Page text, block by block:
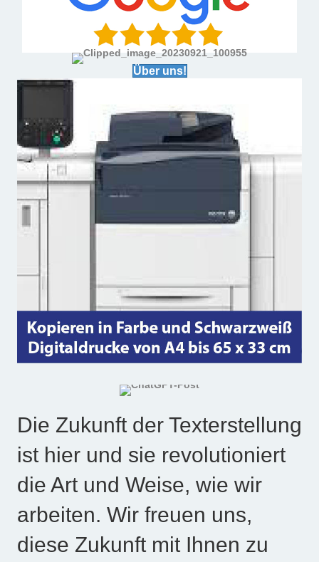
Über uns!
Die Zukunft der Texterstellung
ist hier und sie revolutioniert
die Art und Weise, wie wir
arbeiten. Wir freuen uns,
diese Zukunft mit Ihnen zu